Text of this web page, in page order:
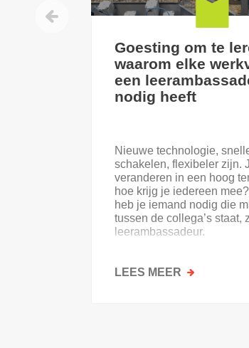
Goesting om te
waarom elke
een
nodig heeft
Nieuwe technologie,
schakelen, flexibeler zijn.
veranderen in een hoog
hoe krijg je iedereen
heb je iemand nodig die
tussen de collega’s staat,
leerambassadeur.
LEES MEER OVER